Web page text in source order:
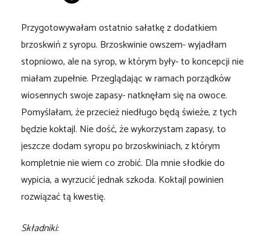
Przygotowywałam ostatnio sałatkę z dodatkiem
brzoskwiń z syropu. Brzoskwinie owszem- wyjadłam
stopniowo, ale na syrop, w którym były- to koncepcji nie
miałam zupełnie. Przeglądając w ramach porządków
wiosennych swoje zapasy- natknęłam się na owoce.
Pomyślałam, że przecież niedługo będą świeże, z tych
będzie koktajl. Nie dość, że wykorzystam zapasy, to
jeszcze dodam syropu po brzoskwiniach, z którym
kompletnie nie wiem co zrobić. Dla mnie słodkie do
wypicia, a wyrzucić jednak szkoda. Koktajl powinien
rozwiązać tą kwestię.
Składniki: